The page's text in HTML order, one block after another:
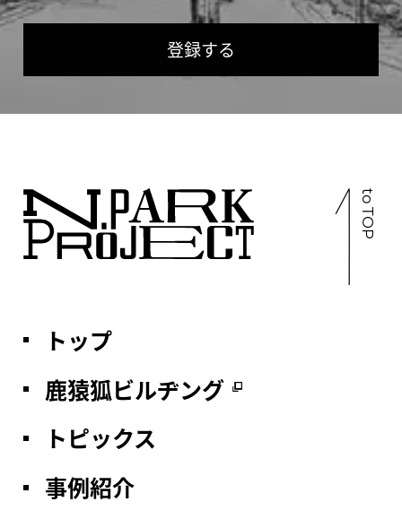
登録する
human,
ignore
トップ
鹿猿狐ビルヂング
トピックス
事例紹介
to TOP